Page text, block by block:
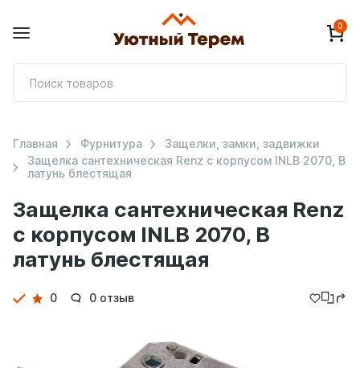
0
Защелка сантехническая Renz
с корпусом INLB 2070, B
латунь блестящая
Главная Фурнитура
Защелки, замки, задвижки
Защелка сантехническая Renz с корпусом INLB 2070, B
латунь блестящая
Детали
0 0 отзыв